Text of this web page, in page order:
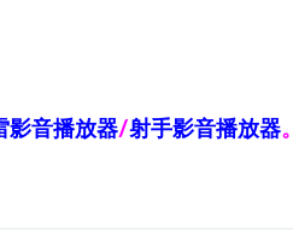
影音播放器/射手影音播放器。